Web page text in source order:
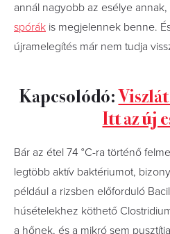
annál nagyobb az esélye
spórák is megjelennek benne.
újramelegítés már nem tudja
Kapcsolódó:
Itt az új
Bár az étel 74 °C-ra történő
legtöbb aktív baktériumot,
például a rizsben előforduló
húsételekhez köthető
a hőnek, és a mikró sem